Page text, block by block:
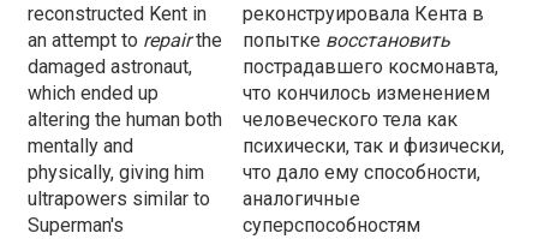
reconstructed Kent in
an attempt to repairthe
damaged astronaut,
which ended up
altering the human both
mentally and
physically, giving him
ultrapowers similar to
Superman's
реконструировала Кента в
попытке восстановить
пострадавшего космонавта,
что кончилось изменением
человеческого тела как
психически, так и физически,
что дало ему способности,
аналогичные
суперспособностям